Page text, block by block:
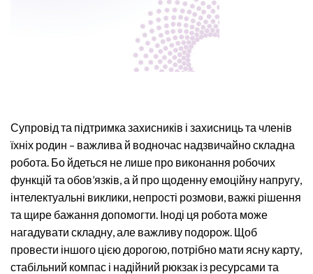
Супровід та підтримка захисників і захисниць та членів
їхніх родин – важлива й водночас надзвичайно складна
робота. Бо йдеться не лише про виконання робочих
функцій та обов’язків, а й про щоденну емоційну напругу,
інтелектуальні виклики, непрості розмови, важкі рішення
та щире бажання допомогти. Іноді ця робота може
нагадувати складну, але важливу подорож. Щоб
провести іншого цією дорогою, потрібно мати ясну карту,
стабільний компас і надійний рюкзак із ресурсами та